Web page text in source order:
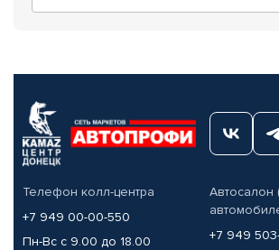
Телефон колл-центра
+7 949 00-00-550
Пн-Вс с 9.00 до 18.00
Автосалон
+7 949